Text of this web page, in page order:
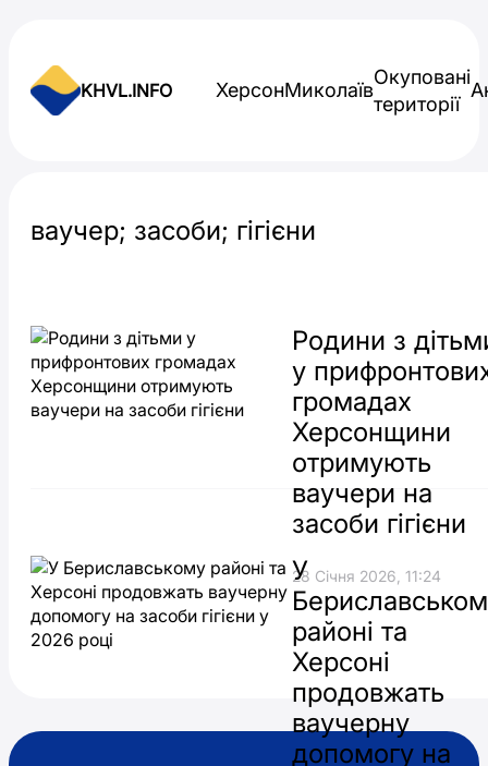
KHVL.INFO ХерсонМиколаїв
Окуповані
території
ваучер; засоби; гігієни
Родини з
у
громадах
Херсонщини
отримують
ваучери на
засоби гігієни
28 Січня 2026, 11:24
У
районі та
Херсоні
продовжать
ваучерну
допомогу на